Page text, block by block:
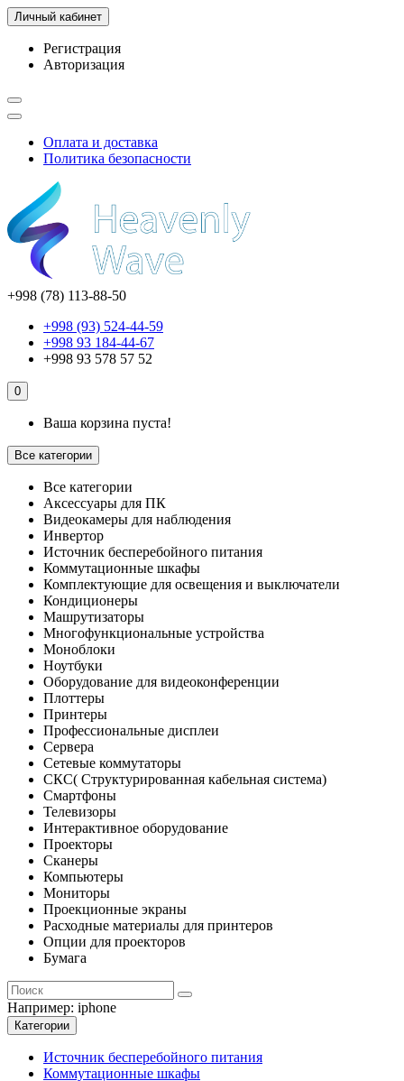
Личный кабинет
Регистрация
Авторизация
Оплата и доставка
Политика безопасности
+998 (78) 113-88-50
+998 (93) 524-44-59
+998 93 184-44-67
+998 93 578 57 52
0
Ваша корзина пуста!
Все категории
Все категории
Аксессуары для ПК
Видеокамеры для наблюдения
Инвертор
Источник бесперебойного питания
Коммутационные шкафы
Комплектующие для освещения и выключатели
Кондиционеры
Машрутизаторы
Многофункциональные устройства
Моноблоки
Ноутбуки
Оборудование для видеоконференции
Плоттеры
Принтеры
Профессиональные дисплеи
Сервера
Сетевые коммутаторы
СКС( Структурированная кабельная система)
Смартфоны
Телевизоры
Интерактивное оборудование
Проекторы
Сканеры
Компьютеры
Мониторы
Проекционные экраны
Расходные материалы для принтеров
Опции для проекторов
Бумага
Например: iphone
Категории
Источник бесперебойного питания
Коммутационные шкафы